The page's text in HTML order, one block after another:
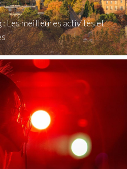
: Les meilleures activités et